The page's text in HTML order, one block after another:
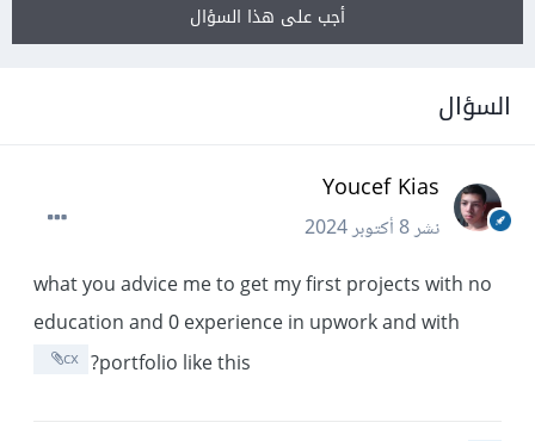
أجب على هذا السؤال
السؤال
Youcef Kias
نشر8 أكتوبر 2024
what you advice me to get my first projects with no
education and 0 experience in upwork and with
portfolio like this?
cx